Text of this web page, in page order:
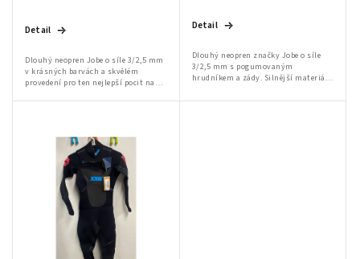
Detail
Dlouhý neopren Jobe o síle 3/2,5 mm
v krásných barvách a skvělém
provedení pro ten nejlepší pocit na
Detail
Dlouhý neopren značky Jobe o síle
3/2,5 mm s pogumovaným
hrudníkem a zády. Silnější materiál,
"profukovaní", je na prsou a zádech.